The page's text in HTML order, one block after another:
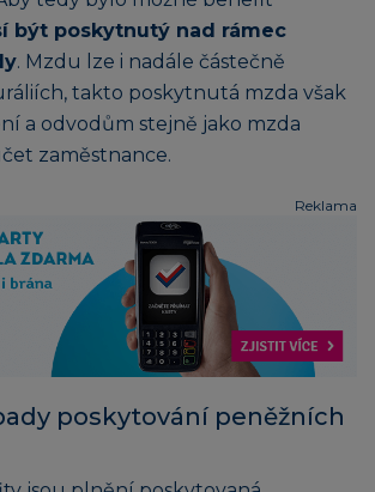
být poskytnutý nad rámec
. Mzdu lze i nadále částečně
takto poskytnutá mzda však
a odvodům stejně jako mzda
zaměstnance.
Reklama
poskytování peněžních